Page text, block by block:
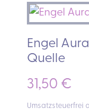
Engel
Quelle
31,50 €
Umsatzsteuerfrei